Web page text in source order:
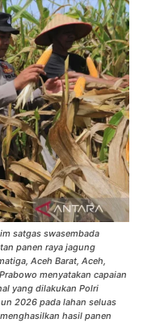
satgas swasembada
panen raya jagung
Aceh Barat, Aceh,
menyatakan capaian
yang dilakukan Polri
2026 pada lahan seluas
hasil panen